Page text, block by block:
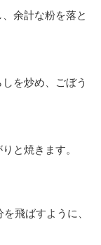
余計な粉を落と
を炒め、ごぼう
と焼きます。
飛ばすように、